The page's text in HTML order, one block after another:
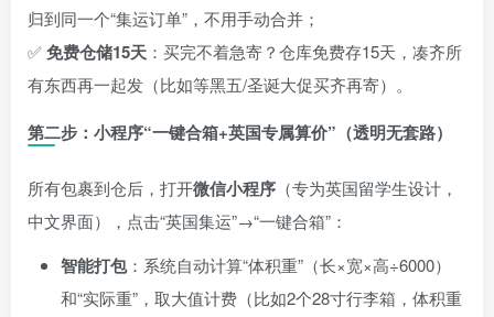
归到同一个“集运订单”，不用手动合并；
✅免费仓储15天 ：买完不着急寄？仓库免费存15天，凑齐所
有东西再一起发（比如等黑五/圣诞大促买齐再寄）。
第二步：小程序“一键合箱+英国专属算价”（透明无套路）
所有包裹到仓后，打开微信小程序 （专为英国留学生设计，
中文界面），点击“英国集运”→“一键合箱”：
智能打包：系统自动计算“体积重”（长×宽×高÷6000）
和“实际重”，取大值计费（比如2个28寸行李箱，体积重